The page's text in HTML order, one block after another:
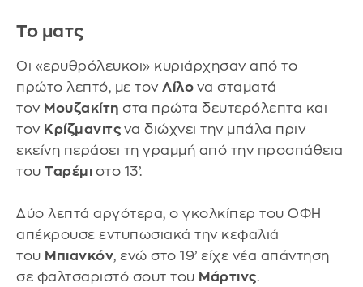
Το ματς
Οι «ερυθρόλευκοι» κυριάρχησαν από το
πρώτο λεπτό, με τον Λίλο να σταματά
τον Μουζακίτη στα πρώτα δευτερόλεπτα και
τον Κρίζμανιτς να διώχνει την μπάλα πριν
εκείνη περάσει τη γραμμή από την προσπάθεια
του Ταρέμι στο 13’.
Δύο λεπτά αργότερα, ο γκολκίπερ του ΟΦΗ
απέκρουσε εντυπωσιακά την κεφαλιά
του Μπιανκόν, ενώ στο 19’ είχε νέα απάντηση
σε φαλτσαριστό σουτ του Μάρτινς.